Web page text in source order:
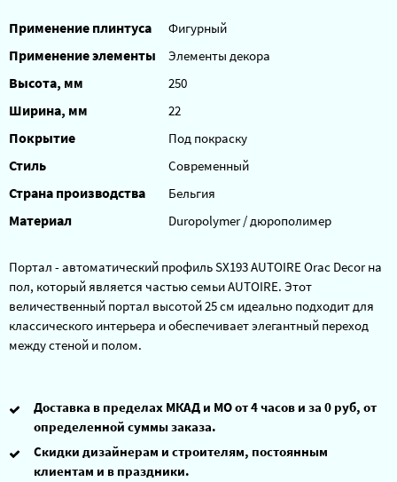
Применение плинтуса Фигурный
Применение элементы Элементы декора
Высота, мм 250
Ширина, мм 22
Покрытие Под покраску
Стиль Современный
Страна производства Бельгия
Материал Duropolymer / дюрополимер
Портал - автоматический профиль SX193 AUTOIRE Orac Decor на
пол, который является частью семьи AUTOIRE. Этот
величественный портал высотой 25 см идеально подходит для
классического интерьера и обеспечивает элегантный переход
между стеной и полом.
Доставка в пределах МКАД и МО от 4 часов и за 0 руб, от
определенной суммы заказа.
Скидки дизайнерам и строителям, постоянным
клиентам и в праздники.